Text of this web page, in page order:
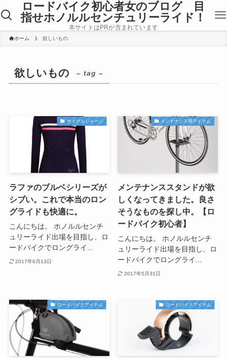
ロードバイク初心者女のブログ 目
指せホノルルセンチュリーライド！
本サイトはPRが含まれています
ホーム 欲しいもの
欲しいもの – tag –
サイクルジャージ
ラファのブルベシリーズが
シブい。これで本当のロン
グライドも快適に。
こんにちは。 ホノルルセンチ
ュリーライド出場を目指し、ロ
ードバイクでロングライ...
2017年6月13日
メンテナンス用アイテム
メンテナンススタンドが欲
しくなってきました。良さ
そうなものを探し中。【ロ
ードバイク初心者】
こんにちは。 ホノルルセンチ
ュリーライド出場を目指し、ロ
ードバイクでロングライ...
2017年5月31日
ロードバイクアイテム ロードバイクアイテム